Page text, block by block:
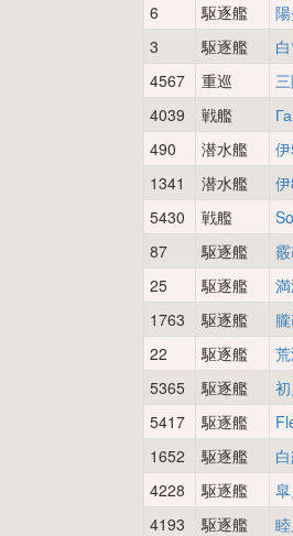
6
駆逐艦
3
駆逐艦
4567
重巡
4039
戦艦
490
潜水艦
1341
潜水艦
5430
戦艦
87
駆逐艦
25
駆逐艦
1763
駆逐艦
22
駆逐艦
5365
駆逐艦 初
5417
駆逐艦
1652
駆逐艦
4228
駆逐艦 皐
4193
駆逐艦 睦